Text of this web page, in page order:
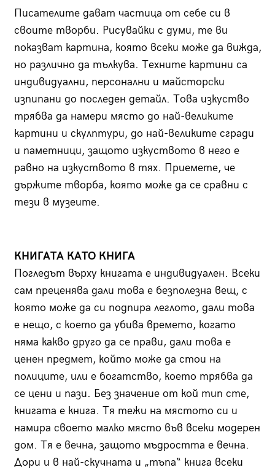
Писателите дават частица от себе си в
своите творби. Рисувайки с думи, те ви
показват картина, която всеки може да вижда,
но различно да тълкува. Техните картини са
индивидуални, персонални и майсторски
изпипани до последен детайл. Това изкуство
трябва да намери място до най-великите
картини и скулптури, до най-великите сгради
и паметници, защото изкуството в него е
равно на изкуството в тях. Приемете, че
държите творба, която може да се сравни с
тези в музеите.
КНИГАТА КАТО КНИГА
Погледът върху книгата е индивидуален. Всеки
сам преценява дали това е безполезна вещ, с
която може да си подпира леглото, дали това
е нещо, с което да убива времето, когато
няма какво друго да се прави, дали това е
ценен предмет, който може да стои на
полиците, или е богатство, което трябва да
се цени и пази. Без значение от кой тип сте,
книгата е книга. Тя тежи на мястото си и
намира своето малко място във всеки модерен
дом. Тя е вечна, защото мъдростта е вечна.
Дори и в най-скучната и „тъпа“ книга всеки